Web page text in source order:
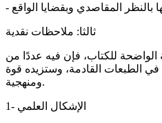
ثالثا: ملاحظات نقدية
الواضحة للكتاب، فإن فيه عددًا من
في الطبعات القادمة، وستزيده قوة
ومنهجية.
1- الإشكال العلمي